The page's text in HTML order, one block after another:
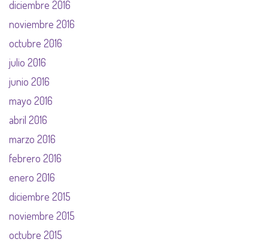
diciembre 2016
noviembre 2016
octubre 2016
julio 2016
junio 2016
mayo 2016
abril 2016
marzo 2016
febrero 2016
enero 2016
diciembre 2015
noviembre 2015
octubre 2015